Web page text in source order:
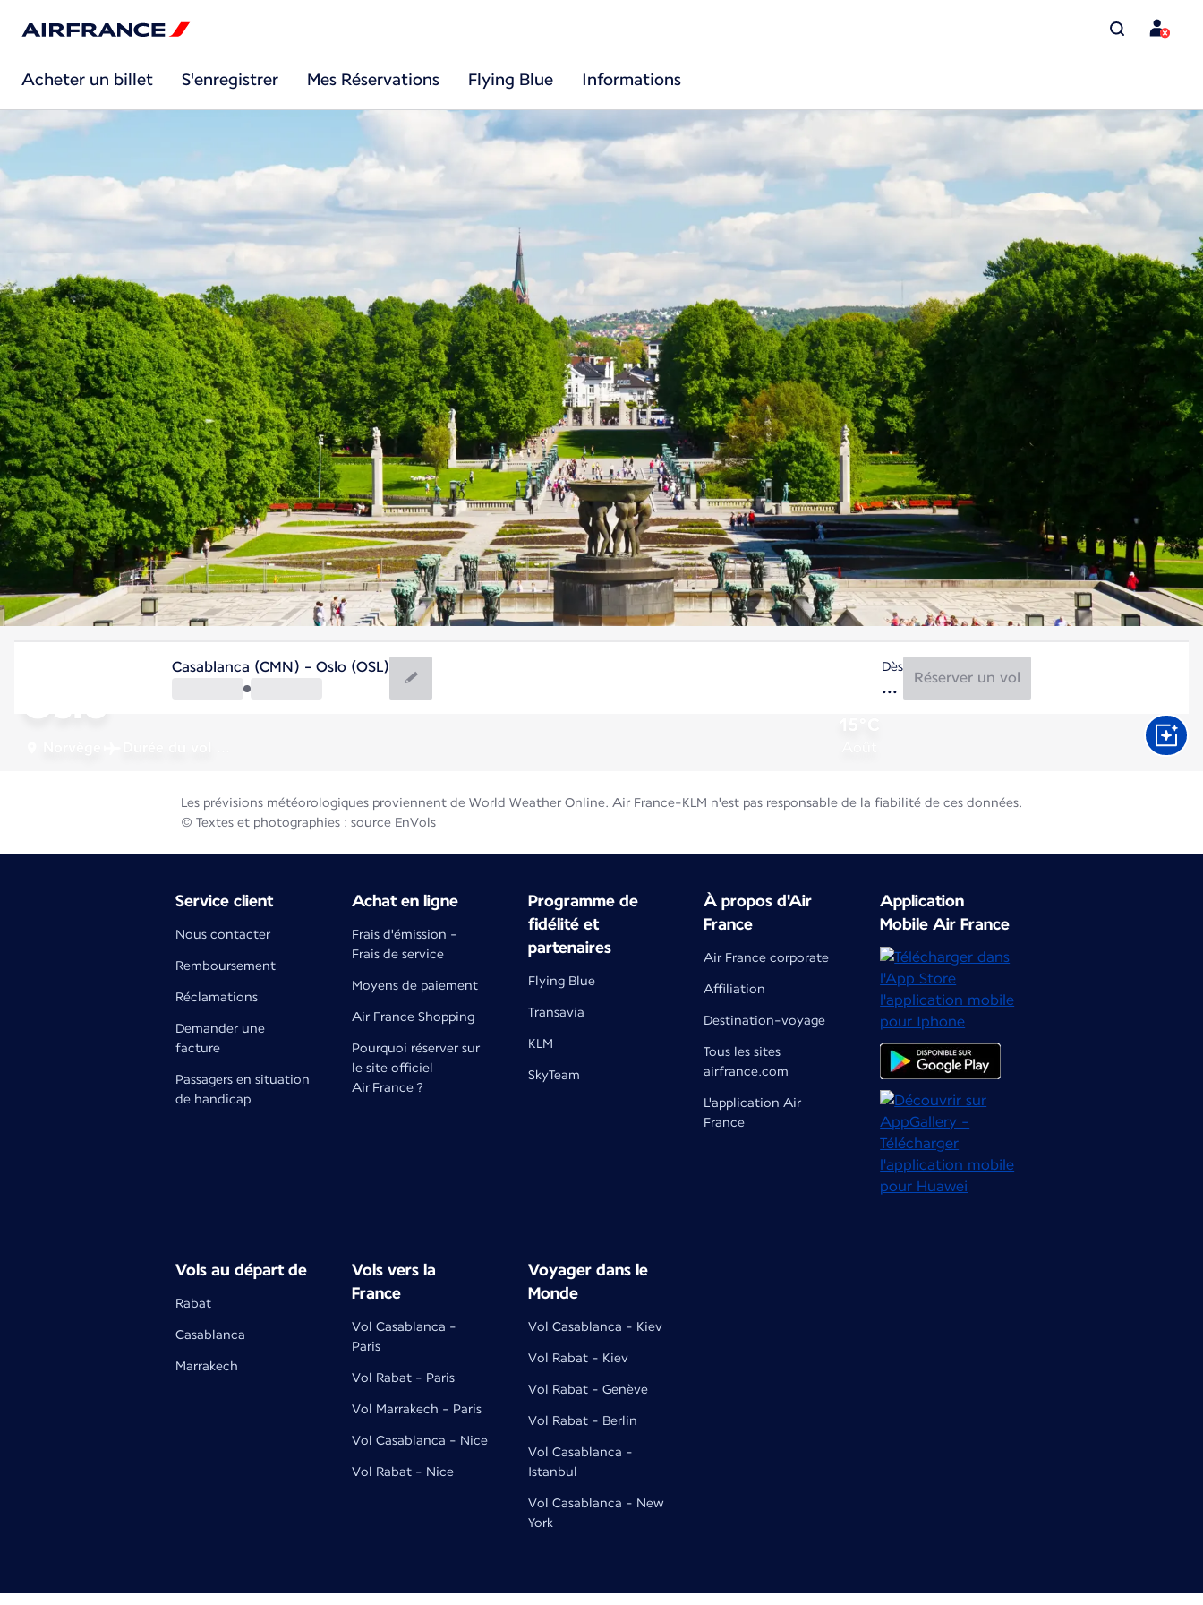
Acheter un billet S'enregistrer Mes Réservations Flying Blue Informations
Oslo
Casablanca (CMN) - Oslo (OSL) Dès
Réserver un vol
Les prévisions météorologiques proviennent de World Weather Online. Air France-KLM n'est pas responsable de la fiabilité de ces données.
© Textes et photographies : source EnVols
Service client
Nous contacter
Remboursement
Réclamations
Demander une
facture
Passagers en situation
de handicap
Achat en ligne
Frais d'émission -
Frais de service
Moyens de paiement
Air France Shopping
Pourquoi réserver sur
le site officiel
Air France ?
Programme de
fidélité et
partenaires
Flying Blue
Transavia
KLM
SkyTeam
À propos d'Air
France
Air France corporate
Affiliation
Destination-voyage
Tous les sites
airfrance.com
L'application Air
France
Application
Mobile Air France
Vols au départ de
Rabat
Casablanca
Marrakech
Vols vers la
France
Vol Casablanca -
Paris
Vol Rabat - Paris
Vol Marrakech - Paris
Vol Casablanca - Nice
Vol Rabat - Nice
Voyager dans le
Monde
Vol Casablanca - Kiev
Vol Rabat - Kiev
Vol Rabat - Genève
Vol Rabat - Berlin
Vol Casablanca -
Istanbul
Vol Casablanca - New
York